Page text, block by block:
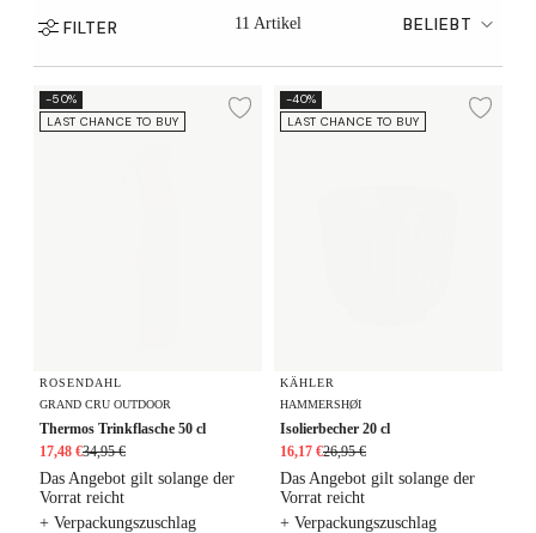
FILTER 11 Artikel BELIEBT
Thermos Trinkflasche 50 cl
-50%
LAST CHANCE TO BUY
Zur Wunschliste
ROSENDAHL
GRAND CRU OUTDOOR
Thermos Trinkflasche 50 cl
17,48 €34,95 €
+ Verpackungszuschlag
Das Angebot gilt solange der
Vorrat reicht
Isolierbecher 20 cl
-40%
LAST CHANCE TO BUY
KÄHLER
HAMMERSHØI
Isolierbecher 20 cl
16,17 €26,95 €
+ Verpackungszuschlag
Das Angebot gilt solange der
Vorrat reicht